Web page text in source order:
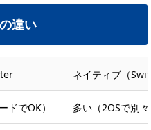
違い
ネイティブ（
ドでOK） 多い（2OSで別